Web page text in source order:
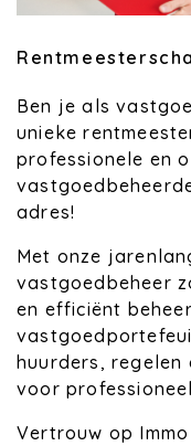
Ben je als
unieke
professionele en
adres!
Met onze
vastgoedbeheer
en efficiënt
huurders, regelen
voor
Vertrouw op